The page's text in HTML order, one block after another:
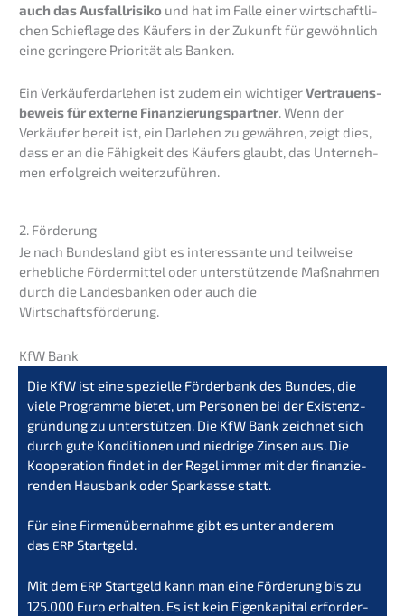
auch das Ausfall­ri­si­ko und hat im Falle einer wirtschaft­li­
chen Schief­la­ge des Käufers in der Zukunft für gewöhn­lich
eine gerin­ge­re Priori­tät als Banken.
Ein Verkäu­fer­dar­le­hen ist zudem ein wichti­gerVertrau­ens­
be­weis für exter­ne Finanz­ierungs­partner. Wenn der
Verkäu­fer bereit ist, ein Darle­hen zu gewäh­ren, zeigt dies,
dass er an die Fähig­keit des Käufers glaubt, das Unter­neh­
men erfolg­reich weiterzuführen.
2. Förde­rung
Je nach Bundes­land gibt es inter­es­san­te und teilwei­se
erheb­li­che Förder­mit­tel oder unter­stüt­zen­de Maßnah­men
durch die Landes­ban­ken oder auch die
Wirtschaftsförderung.
KfW Bank
Die KfW ist eine spezi­el­le Förder­bank des Bundes, die
viele Program­me bietet, um Perso­nen bei der Existenz­
grün­dung zu unter­stüt­zen. Die KfW Bank zeich­net sich
durch gute Kondi­tio­nen und niedri­ge Zinsen aus. Die
Koope­ra­ti­on findet in der Regel immer mit der finan­zie­
ren­den Hausbank oder Sparkas­se statt.
Für eine Firmen­über­nah­me gibt es unter anderem
das ERPStart­geld.
Mit dem ERPStart­geld kann man eine Förde­rung bis zu
125.000 Euro erhal­ten. Es ist kein Eigen­ka­pi­tal erfor­der­